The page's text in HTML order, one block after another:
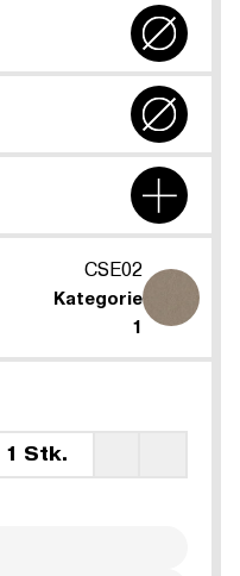
CSE02
Kategorie
1
1 Stk.